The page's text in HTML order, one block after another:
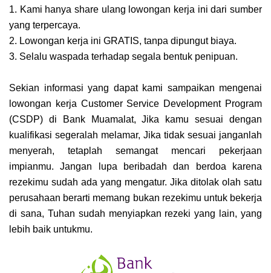
1. Kami hanya share ulang lowongan kerja ini dari sumber
yang terpercaya.
2. Lowongan kerja ini GRATIS, tanpa dipungut biaya.
3. Selalu waspada terhadap segala bentuk penipuan.
Sekian informasi yang dapat kami sampaikan mengenai
lowongan kerja Customer Service Development Program
(CSDP) di Bank Muamalat, Jika kamu sesuai dengan
kualifikasi segeralah melamar, Jika tidak sesuai janganlah
menyerah, tetaplah semangat mencari pekerjaan
impianmu. Jangan lupa beribadah dan berdoa karena
rezekimu sudah ada yang mengatur. Jika ditolak olah satu
perusahaan berarti memang bukan rezekimu untuk bekerja
di sana, Tuhan sudah menyiapkan rezeki yang lain, yang
lebih baik untukmu.